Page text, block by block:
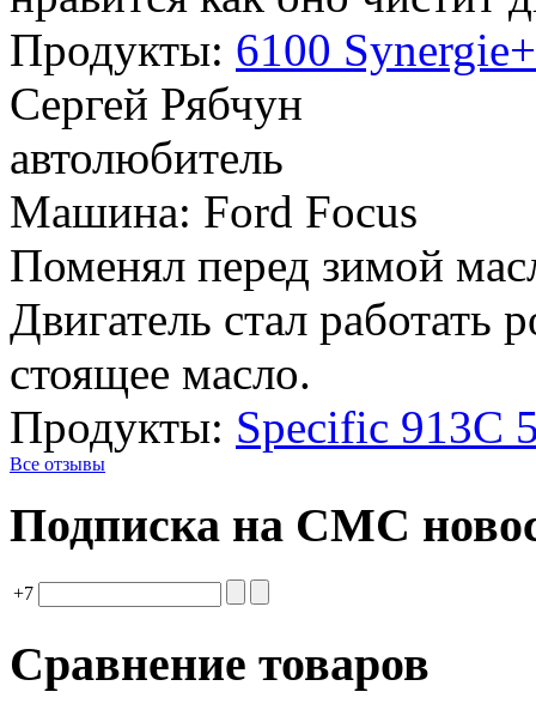
Продукты: 6100
Сергей Рябчун
автолюбитель
Машина: Ford Focus
Поменял перед зимой
Двигатель стал работать
стоящее масло.
Продукты: Specific 913C
Все отзывы
Подписка на СМС
+7
Сравнение товаров